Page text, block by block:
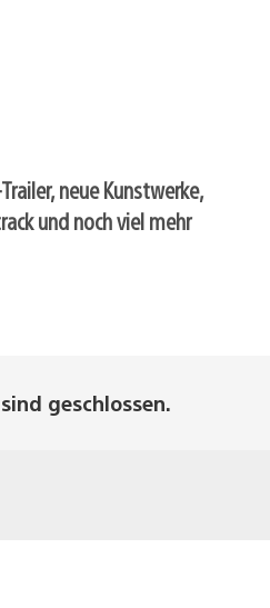
neue Kunstwerke,
und noch viel mehr
geschlossen.